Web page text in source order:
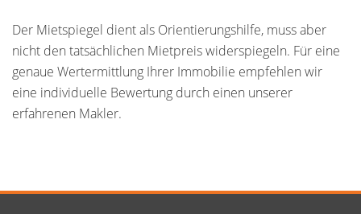
Der Mietspiegel dient als Orientierungshilfe, muss aber
nicht den tatsächlichen Mietpreis widerspiegeln. Für eine
genaue Wertermittlung Ihrer Immobilie empfehlen wir
eine individuelle Bewertung durch einen unserer
erfahrenen Makler.